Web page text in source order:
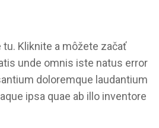
tu. Kliknite a môžete začať
unde omnis iste natus error
doloremque laudantium
ipsa quae ab illo inventore